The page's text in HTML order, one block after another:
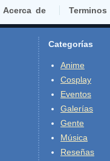
Acerca de
Categorías
Anime
Cosplay
Eventos
Galerías
Gente
Música
Reseñas